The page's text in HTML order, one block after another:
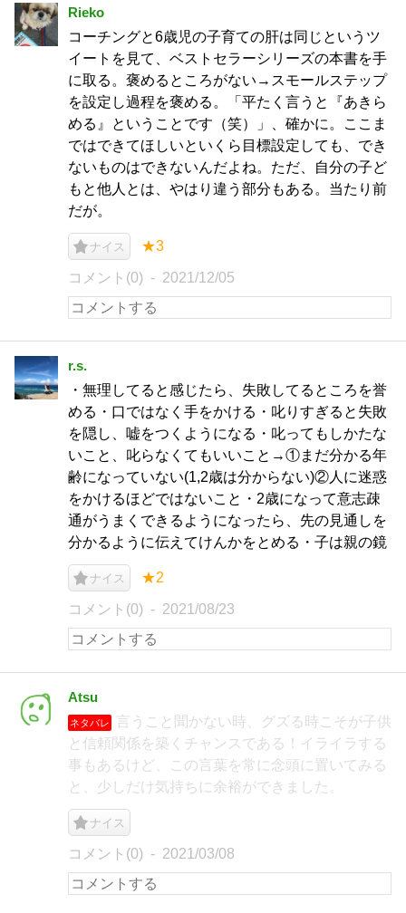
Rieko
コーチングと6歳児の子育ての肝は同じというツ
イートを見て、ベストセラーシリーズの本書を手
に取る。褒めるところがない→スモールステップ
を設定し過程を褒める。「平たく言うと『あきら
める』ということです（笑）」、確かに。ここま
ではできてほしいといくら目標設定しても、でき
ないものはできないんだよね。ただ、自分の子ど
もと他人とは、やはり違う部分もある。当たり前
だが。
ナイス ★3
コメント(0) 2021/12/05
r.s.
・無理してると感じたら、失敗してるところを誉
める・口ではなく手をかける・叱りすぎると失敗
を隠し、嘘をつくようになる・叱ってもしかたな
いこと、叱らなくてもいいこと→①まだ分かる年
齢になっていない(1,2歳は分からない)②人に迷惑
をかけるほどではないこと・2歳になって意志疎
通がうまくできるようになったら、先の見通しを
分かるように伝えてけんかをとめる・子は親の鏡
ナイス ★2
コメント(0) 2021/08/23
Atsu
ネタバレ
言うこと聞かない時、グズる時こそが子供
と信頼関係を築くチャンスである！イライラする
事もあるけど、この言葉を常に念頭に置いてみる
と、少しだけ気持ちに余裕ができました。
ナイス
コメント(0) 2021/03/08